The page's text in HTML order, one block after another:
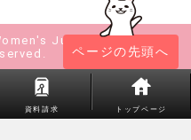
ページの先頭へ
Junior College All
資料請求 トップページ